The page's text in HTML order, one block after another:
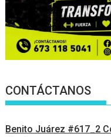
CONTÁCTANOS
Benito Juárez #617_2